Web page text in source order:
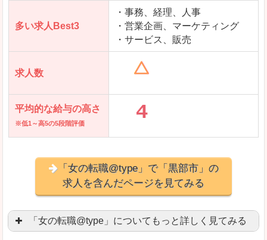
求人を含んだページを見てみる
多い求人Best3
・事務、経理、人事
・営業企画、マーケティング
・サービス、販売
求人数
平均的な給与の高さ
※低1～高5の5段階評価
「女の転職@type」で「黒部市」の
求人を含んだページを見てみる
「女の転職@type」についてもっと詳しく見てみる